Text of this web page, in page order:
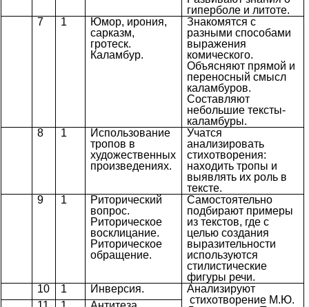
гиперболе и литоте.
7
1
Юмор, ирония,
сарказм,
гротеск.
Каламбур.
Знакомятся с
разными способами
выражения
комического.
Объясняют прямой и
переносный смысл
каламбуров.
Составляют
небольшие тексты-
каламбуры.
8
1
Использование
тропов в
художественных
произведениях.
Учатся
анализировать
стихотворения:
находить тропы и
выявлять их роль в
тексте.
9
1
Риторический
вопрос.
Риторическое
восклицание.
Риторическое
обращение.
Самостоятельно
подбирают примеры
из текстов, где с
целью создания
выразительности
используются
стилистические
фигуры речи.
10
1 Инверсия.
Анализируют
стихотворение М.Ю.